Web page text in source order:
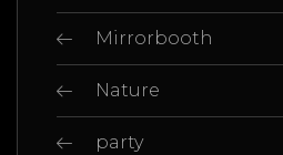
Mirrorbooth
Nature
party